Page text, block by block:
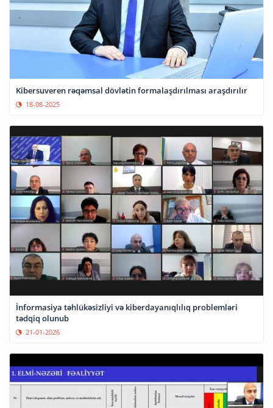
Kibersuveren rəqəmsal dövlətin formalaşdırılması araşdırılır
18-08-2025
İnformasiya təhlükəsizliyi və kiberdayanıqlılıq problemləri
tədqiq olunub
21-01-2026